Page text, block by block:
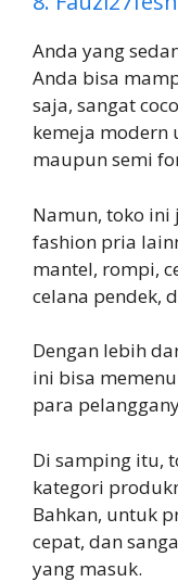
Anda yang
Anda bisa
saja, sangat
kemeja modern
maupun semi
Namun, toko ini
fashion pria
mantel, rompi,
celana pendek,
Dengan lebih
ini bisa
para
Di samping itu,
kategori
Bahkan, untuk
cepat, dan
yang masuk.